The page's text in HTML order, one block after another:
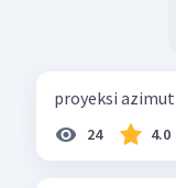
proyeksi
24 4.0